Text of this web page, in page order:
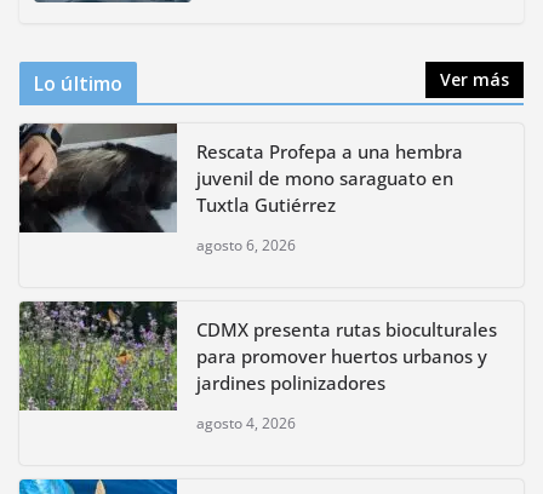
Lo último Ver más
Rescata Profepa a una hembra
juvenil de mono saraguato en
Tuxtla Gutiérrez
agosto 6, 2026
CDMX presenta rutas bioculturales
para promover huertos urbanos y
jardines polinizadores
agosto 4, 2026